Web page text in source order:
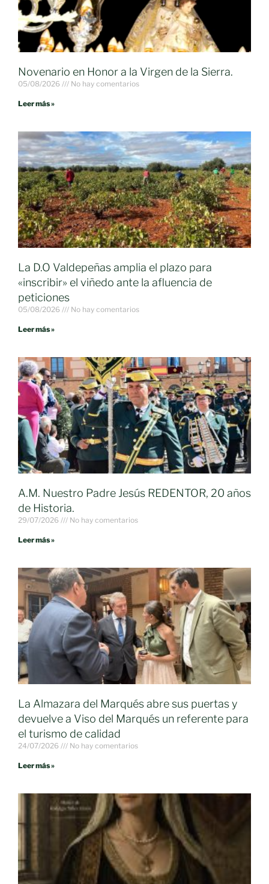
Novenario en Honor a la Virgen de la Sierra.
05/08/2026 No hay comentarios
Leer más »
La D.O Valdepeñas amplia el plazo para
«inscribir» el viñedo ante la afluencia de
peticiones
05/08/2026 No hay comentarios
Leer más »
A.M. Nuestro Padre Jesús REDENTOR, 20 años
de Historia.
29/07/2026 No hay comentarios
Leer más »
La Almazara del Marqués abre sus puertas y
devuelve a Viso del Marqués un referente para
el turismo de calidad
24/07/2026 No hay comentarios
Leer más »